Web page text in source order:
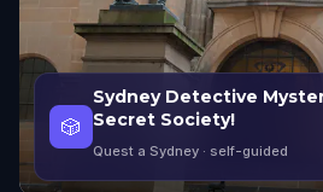
🎲
Sydney Detective
Secret Society!
Quest a Sydney · self-guided